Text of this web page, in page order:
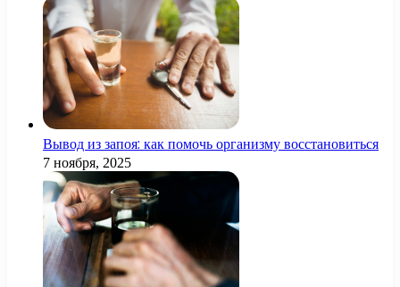
Вывод из запоя: как помочь организму восстановиться
7 ноября, 2025